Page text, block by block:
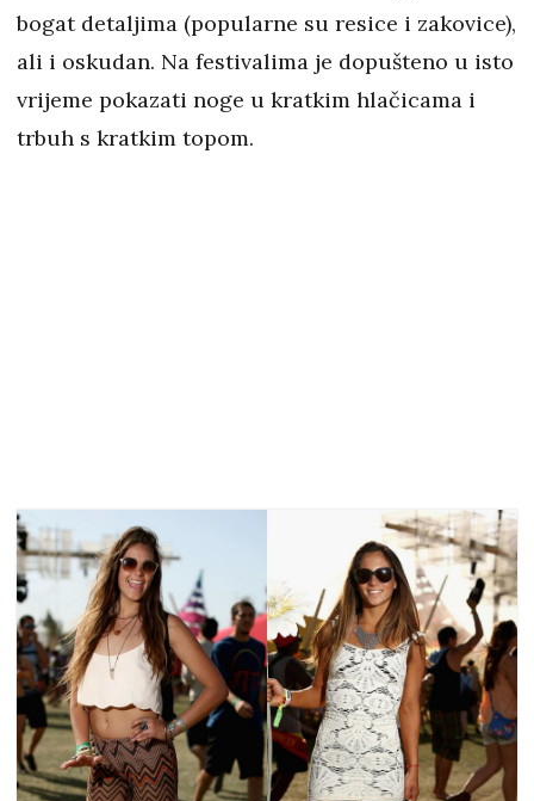
bogat detaljima (popularne su resice i zakovice),
ali i oskudan. Na festivalima je dopušteno u isto
vrijeme pokazati noge u kratkim hlačicama i
trbuh s kratkim topom.